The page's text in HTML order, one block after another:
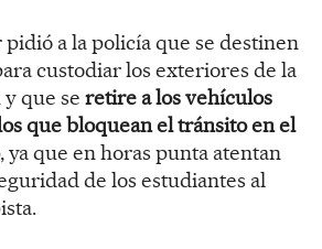
a la policía que se destinen
custodiar los exteriores de la
que se retire a los vehículos
que bloquean el tránsito en el
, ya que en horas punta atentan
de los estudiantes al